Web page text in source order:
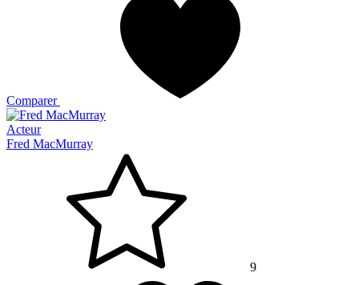
Comparer
Acteur
Fred MacMurray
9